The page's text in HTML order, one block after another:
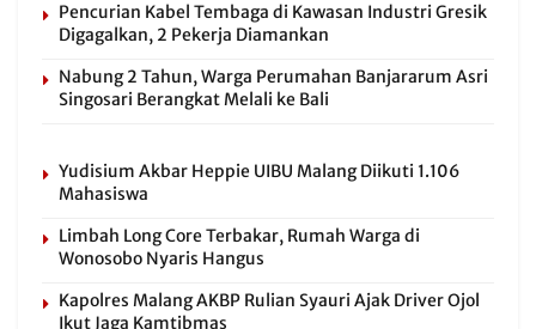
Pencurian Kabel Tembaga di Kawasan Industri Gresik
Digagalkan, 2 Pekerja Diamankan
Nabung 2 Tahun, Warga Perumahan Banjararum Asri
Singosari Berangkat Melali ke Bali
Yudisium Akbar Heppie UIBU Malang Diikuti 1.106
Mahasiswa
Limbah Long Core Terbakar, Rumah Warga di
Wonosobo Nyaris Hangus
Kapolres Malang AKBP Rulian Syauri Ajak Driver Ojol
Ikut Jaga Kamtibmas